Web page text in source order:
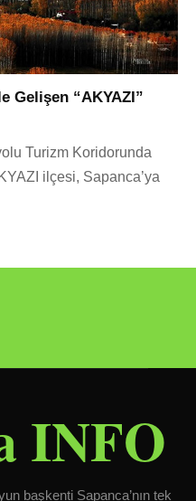
Gelişen “AKYAZI”
Turizm Koridorunda
ilçesi, Sapanca’ya
INFO
başkenti Sapanca’nın tek